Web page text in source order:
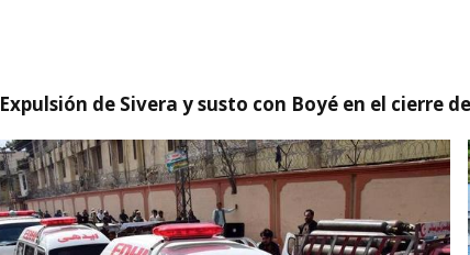
Expulsión de Sivera y susto con Boyé en el cierre